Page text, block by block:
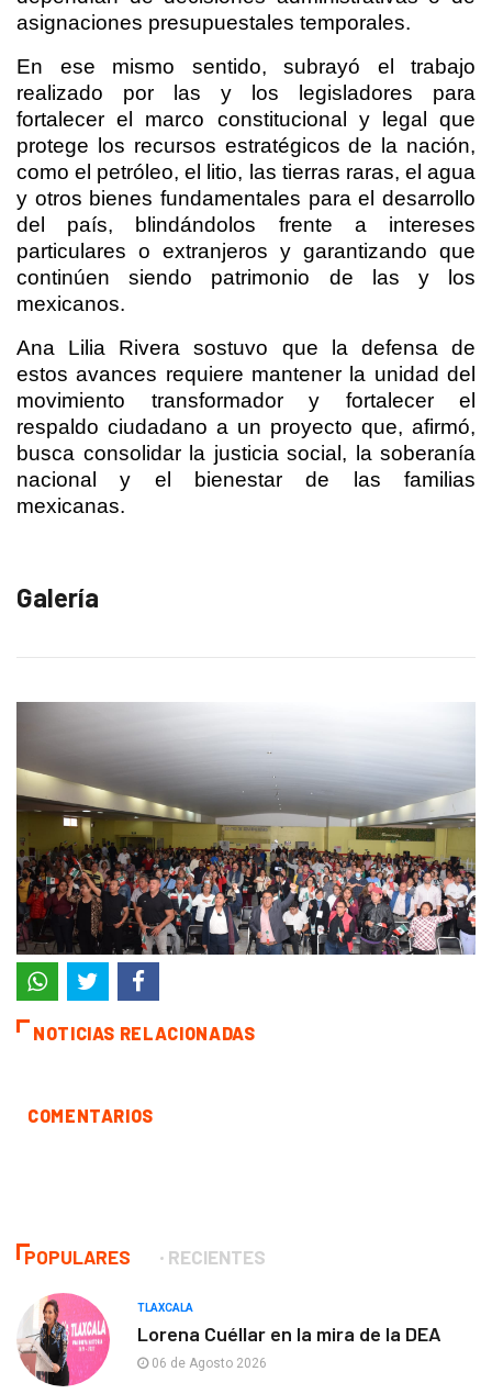
asignaciones presupuestales temporales.
En ese mismo sentido, subrayó el trabajo
realizado por las y los legisladores para
fortalecer el marco constitucional y legal que
protege los recursos estratégicos de la nación,
como el petróleo, el litio, las tierras raras, el agua
y otros bienes fundamentales para el desarrollo
del país, blindándolos frente a intereses
particulares o extranjeros y garantizando que
continúen siendo patrimonio de las y los
mexicanos.
Ana Lilia Rivera sostuvo que la defensa de
estos avances requiere mantener la unidad del
movimiento transformador y fortalecer el
respaldo ciudadano a un proyecto que, afirmó,
busca consolidar la justicia social, la soberanía
nacional y el bienestar de las familias
mexicanas.
Galería
NOTICIAS RELACIONADAS
COMENTARIOS
POPULARES RECIENTES
TLAXCALA
Lorena Cuéllar en la mira de la DEA
06 de Agosto 2026